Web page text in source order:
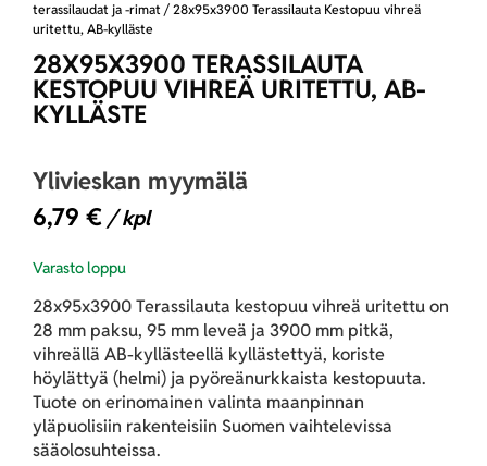
terassilaudat ja -rimat / 28x95x3900 Terassilauta Kestopuu vihreä
uritettu, AB-kylläste
28X95X3900 TERASSILAUTA
KESTOPUU VIHREÄ URITETTU, AB-
KYLLÄSTE
Ylivieskan myymälä
6,79 € / kpl
Varasto loppu
28x95x3900 Terassilauta kestopuu vihreä uritettu on
28 mm paksu, 95 mm leveä ja 3900 mm pitkä,
vihreällä AB-kyllästeellä kyllästettyä, koriste
höylättyä (helmi) ja pyöreänurkkaista kestopuuta.
Tuote on erinomainen valinta maanpinnan
yläpuolisiin rakenteisiin Suomen vaihtelevissa
sääolosuhteissa.